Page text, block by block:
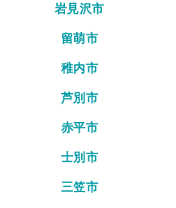
岩見沢市
留萌市
稚内市
芦別市
赤平市
士別市
三笠市